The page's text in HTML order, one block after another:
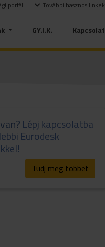
portál További hasznos linkek
GY.I.K. Kapcsolat
Lépj kapcsolatba
Eurodesk
Tudj meg többet